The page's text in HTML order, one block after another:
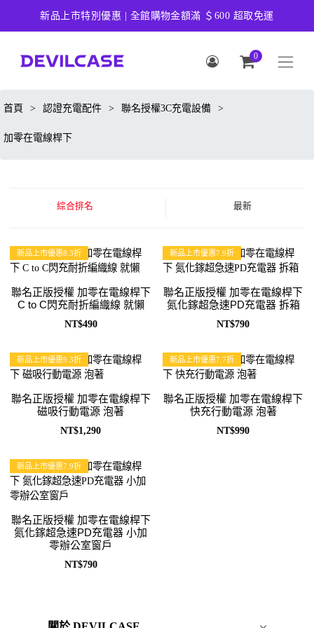
新品上市特別優惠 | 全館購物金額滿 ＄600 超取免運
0
首頁 > 認證充電配件 > 聯名授權3C充電設備 >
加零在電線桿下
綜合排名 最新
新品上市優惠8.3折
聯名正版授權 加零在電線桿下
C to C閃充耐折編織線 就懶
NT$490
新品上市優惠7.9折
聯名正版授權 加零在電線桿下
氮化鎵超急速PD充電器 拆箱
NT$790
新品上市優惠9.3折
聯名正版授權 加零在電線桿下
磁吸行動電源 泡著
NT$1,290
新品上市優惠7.7折
聯名正版授權 加零在電線桿下
快充行動電源 泡著
NT$990
新品上市優惠7.9折
聯名正版授權 加零在電線桿下
氮化鎵超急速PD充電器 小加
零辦公室窗戶
NT$790